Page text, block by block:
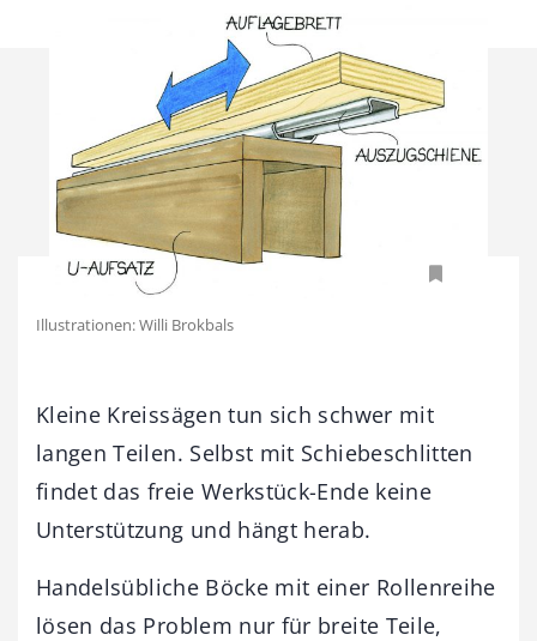
Illustrationen: Willi Brokbals
Kleine Kreissägen tun sich schwer mit
langen Teilen. Selbst mit Schiebeschlitten
findet das freie Werkstück-Ende keine
Unterstützung und hängt herab.
Handelsübliche Böcke mit einer Rollenreihe
lösen das Problem nur für breite Teile,